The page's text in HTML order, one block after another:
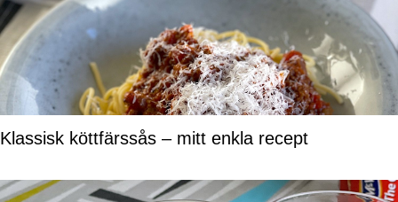
Klassisk köttfärssås – mitt enkla recept